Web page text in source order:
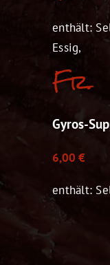
enthält:
Essig,
Fr.
Gyros-
6,00 €
enthält: